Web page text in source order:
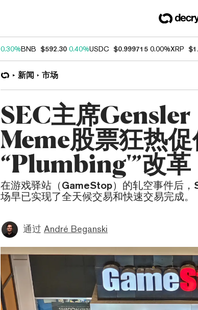
0.30%BNB $592.30 0.40%USDC $0.999715 0.00%XRP
新闻 市场
SEC主席Gensler
Meme股票狂热
“Plumbing'”改革
在游戏驿站（GameStop）的轧空事件后
场早已实现了全天候交易和快速交易完成。
通过 André Beganski